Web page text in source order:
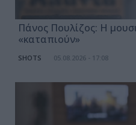
Πάνος Πουλίζος: Η
«καταπιούν»
SHOTS 05.08.2026 - 17:08